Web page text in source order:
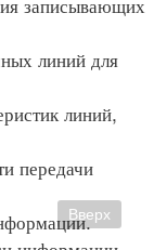
линий для
линий,
передачи
Вверх